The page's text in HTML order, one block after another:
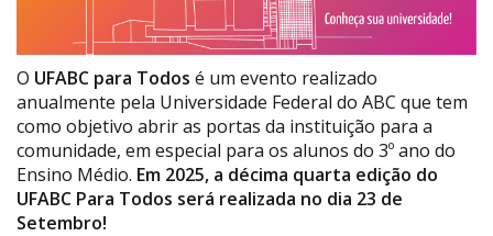
O UFABC para Todos é um evento realizado
anualmente pela Universidade Federal do ABC que tem
como objetivo abrir as portas da instituição para a
comunidade, em especial para os alunos do 3º ano do
Ensino Médio. Em 2025, a décima quarta edição do
UFABC Para Todos será realizada no dia 23 de
Setembro!